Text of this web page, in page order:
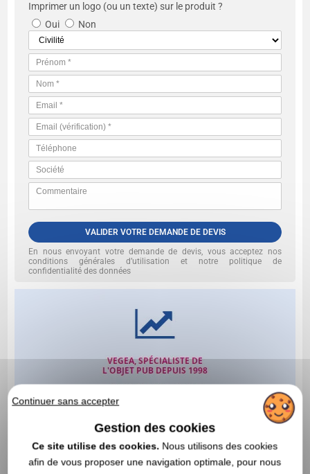
Imprimer un logo (ou un texte) sur le produit ?
Oui
Non
VALIDER VOTRE DEMANDE DE DEVIS
En nous envoyant votre demande de devis, vous acceptez nos
conditions générales d’utilisation et notre politique de
confidentialité des données
Continuer sans accepter
Gestion des cookies
Ce site utilise des cookies. Nous utilisons des cookies
afin de vous proposer une navigation optimale, pour nous